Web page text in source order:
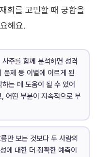
회를 고민할 때 궁합을
해요.
사주를 함께 분석하면 성격
문제 등 이별에 이르게 된
는 데 도움이 될 수 있어
어떤 부분이 지속적으로 부
만 보는 것보다 두 사람의
에 대한 더 정확한 예측이